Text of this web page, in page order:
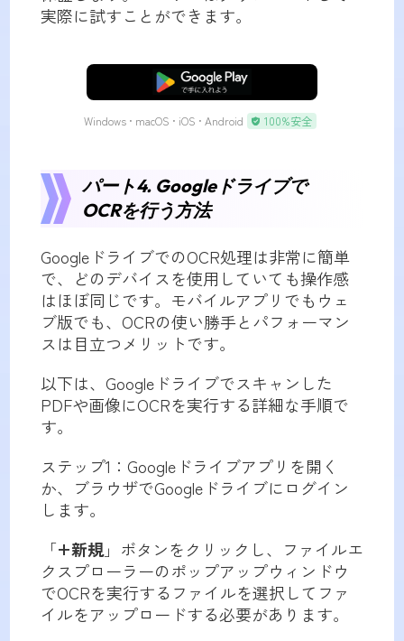
実際に試すことができます。
無料ダウンロード
Windows • macOS • iOS • Android 100%安全
パート4. Googleドライブで
OCRを行う方法
GoogleドライブでのOCR処理は非常に簡単
で、どのデバイスを使用していても操作感
はほぼ同じです。モバイルアプリでもウェ
ブ版でも、OCRの使い勝手とパフォーマン
スは目立つメリットです。
以下は、Googleドライブでスキャンした
PDFや画像にOCRを実行する詳細な手順で
す。
ステップ1：Googleドライブアプリを開く
か、ブラウザでGoogleドライブにログイン
します。
「+新規」ボタンをクリックし、ファイルエ
クスプローラーのポップアップウィンドウ
でOCRを実行するファイルを選択してファ
イルをアップロードする必要があります。